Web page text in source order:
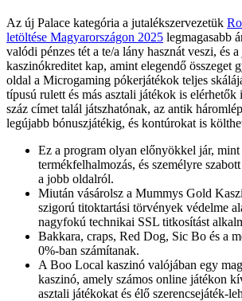
Az új Palace kategória a jutalékszervezetük
letöltése Magyarországon 2025 legmagasabb
valódi pénzes tét a te/a lány hasznát veszi, és
kaszinókreditet kap, amint elegendő összeget
oldal a Microgaming pókerjátékok teljes
típusú rulett és más asztali játékok is
száz címet talál játszhatónak, az antik
legújabb bónuszjátékig, és kontúrokat is
Ez a program olyan előnyökkel jár, mint
termékfelhalmozás, és személyre
a jobb oldalról.
Miután vásárolsz a Mummys Gold
szigorú titoktartási törvények védelme
nagyfokú technikai SSL titkosítást
Bakkara, craps, Red Dog, Sic Bo és a
0%-ban számítanak.
A Boo Local kaszinó valójában egy
kaszinó, amely számos online játékon
asztali játékokat és élő szerencsejáték-